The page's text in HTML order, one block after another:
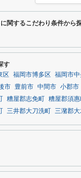
関するこだわり条件から
す
区 福岡市博多区 福岡市中
市 豊前市 中間市 小郡市
糟屋郡志免町 糟屋郡須惠
三井郡大刀洗町 三潴郡大